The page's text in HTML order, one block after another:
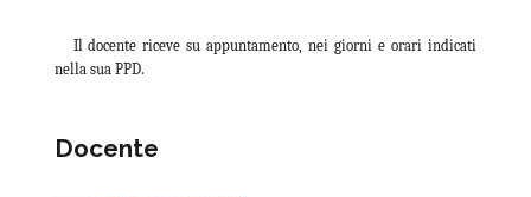
Il docente riceve su appuntamento, nei giorni e orari indicati
nella sua PPD.
Docente